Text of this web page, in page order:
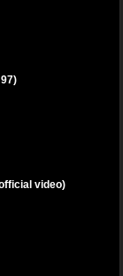
video)